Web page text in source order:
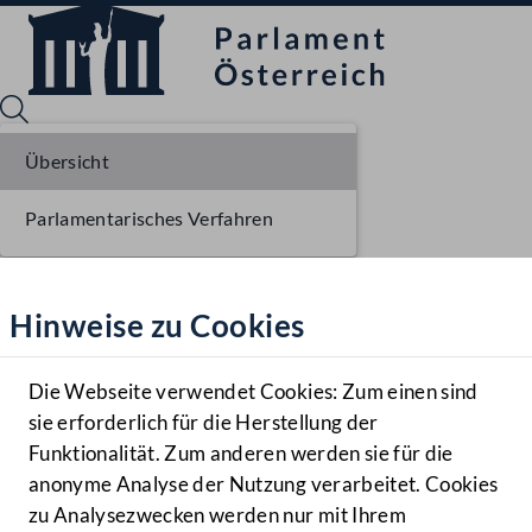
Hilfe
Benutzer
Navigationsmenü öffnen
MENÜ
Hinweise zu Cookies
Die Webseite verwendet Cookies: Zum einen sind
sie erforderlich für die Herstellung der
Funktionalität. Zum anderen werden sie für die
anonyme Analyse der Nutzung verarbeitet. Cookies
zu Analysezwecken werden nur mit Ihrem
Übersicht
Parlamentarisches Verfahren